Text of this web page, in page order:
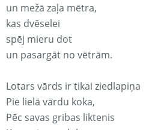
un mežā zaļa mētra,
kas dvēselei
spēj mieru dot
un pasargāt no vētrām.
Lotars vārds ir tikai ziedlapiņa
Pie lielā vārdu koka,
Pēc savas gribas liktenis